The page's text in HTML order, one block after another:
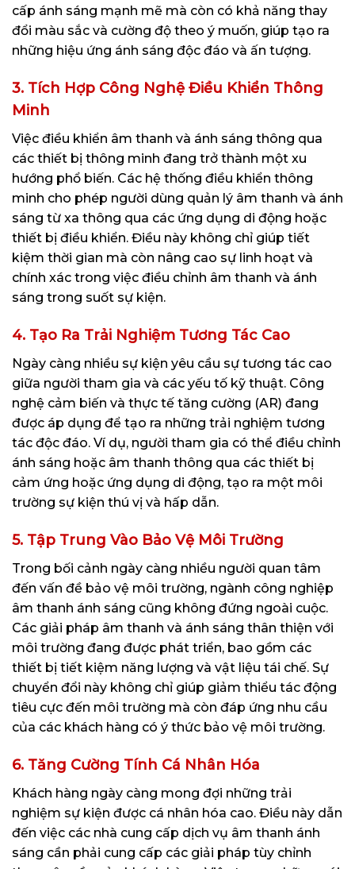
cấp ánh sáng mạnh mẽ mà còn có khả năng thay
đổi màu sắc và cường độ theo ý muốn, giúp tạo ra
những hiệu ứng ánh sáng độc đáo và ấn tượng.
3. Tích Hợp Công Nghệ Điều Khiển Thông
Minh
Việc điều khiển âm thanh và ánh sáng thông qua
các thiết bị thông minh đang trở thành một xu
hướng phổ biến. Các hệ thống điều khiển thông
minh cho phép người dùng quản lý âm thanh và ánh
sáng từ xa thông qua các ứng dụng di động hoặc
thiết bị điều khiển. Điều này không chỉ giúp tiết
kiệm thời gian mà còn nâng cao sự linh hoạt và
chính xác trong việc điều chỉnh âm thanh và ánh
sáng trong suốt sự kiện.
4. Tạo Ra Trải Nghiệm Tương Tác Cao
Ngày càng nhiều sự kiện yêu cầu sự tương tác cao
giữa người tham gia và các yếu tố kỹ thuật. Công
nghệ cảm biến và thực tế tăng cường (AR) đang
được áp dụng để tạo ra những trải nghiệm tương
tác độc đáo. Ví dụ, người tham gia có thể điều chỉnh
ánh sáng hoặc âm thanh thông qua các thiết bị
cảm ứng hoặc ứng dụng di động, tạo ra một môi
trường sự kiện thú vị và hấp dẫn.
5. Tập Trung Vào Bảo Vệ Môi Trường
Trong bối cảnh ngày càng nhiều người quan tâm
đến vấn đề bảo vệ môi trường, ngành công nghiệp
âm thanh ánh sáng cũng không đứng ngoài cuộc.
Các giải pháp âm thanh và ánh sáng thân thiện với
môi trường đang được phát triển, bao gồm các
thiết bị tiết kiệm năng lượng và vật liệu tái chế. Sự
chuyển đổi này không chỉ giúp giảm thiểu tác động
tiêu cực đến môi trường mà còn đáp ứng nhu cầu
của các khách hàng có ý thức bảo vệ môi trường.
6. Tăng Cường Tính Cá Nhân Hóa
Khách hàng ngày càng mong đợi những trải
nghiệm sự kiện được cá nhân hóa cao. Điều này dẫn
đến việc các nhà cung cấp dịch vụ âm thanh ánh
sáng cần phải cung cấp các giải pháp tùy chỉnh